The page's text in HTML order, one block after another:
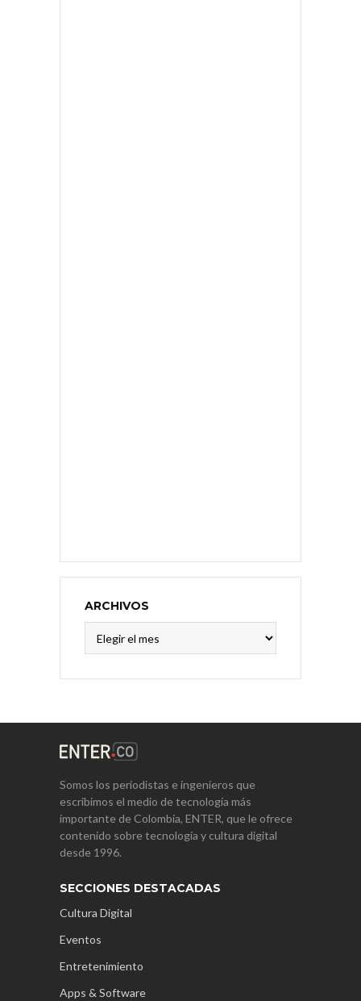
ARCHIVOS
Somos los periodistas e ingenieros que
escribimos el medio de tecnología más
importante de Colombia, ENTER, que le ofrece
contenido sobre tecnología y cultura digital
desde 1996.
SECCIONES DESTACADAS
Cultura Digital
Eventos
Entretenimiento
Apps & Software